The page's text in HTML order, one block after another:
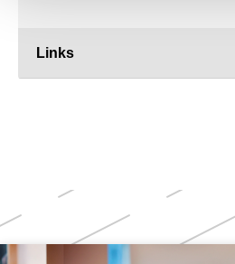
Links
Weitere
Themen